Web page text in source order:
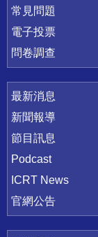
常見問題
電子投票
問卷調查
最新消息
新聞報導
節目訊息
Podcast
ICRT News
官網公告